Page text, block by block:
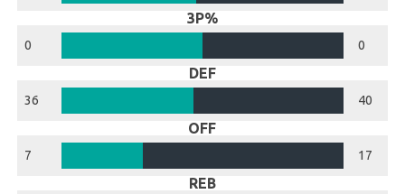
3P%
0 0
DEF
36 40
OFF
7 17
REB